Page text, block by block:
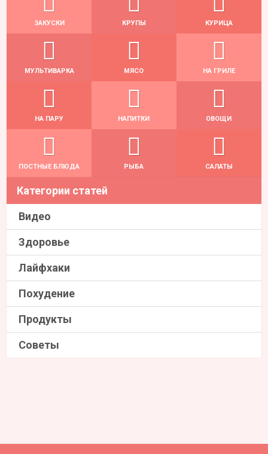
ЗАКУСКИ КРУПЫ КУРИЦА
МУЛЬТИВАРКА МЯСО НА ГРИЛЕ
НА ПАРУ НАПИТКИ ОВОЩИ
ПОСТНЫЕ БЛЮДА РЫБА САЛАТЫ
Категории статей
Видео
Здоровье
Лайфхаки
Похудение
Продукты
Советы